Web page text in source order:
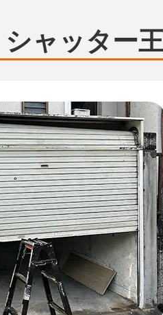
シャッター